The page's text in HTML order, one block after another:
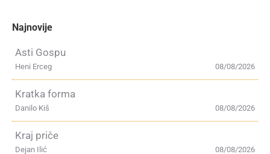
Najnovije
Asti Gospu
08/08/2026
Heni Erceg
Kratka forma
08/08/2026
Danilo Kiš
Kraj priče
08/08/2026
Dejan Ilić